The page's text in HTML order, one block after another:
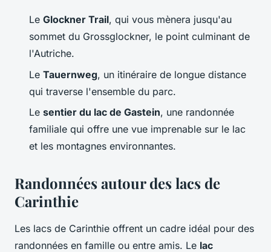
Le Glockner Trail, qui vous mènera jusqu'au
sommet du Grossglockner, le point culminant de
l'Autriche.
Le Tauernweg, un itinéraire de longue distance
qui traverse l'ensemble du parc.
Le sentier du lac de Gastein, une randonnée
familiale qui offre une vue imprenable sur le lac
et les montagnes environnantes.
Randonnées autour des lacs de
Carinthie
Les lacs de Carinthie offrent un cadre idéal pour des
randonnées en famille ou entre amis. Le lac